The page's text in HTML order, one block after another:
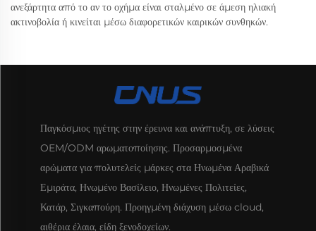
ανεξάρτητα από το αν το οχήμα είναι σταλμένο σε άμεση ηλιακή
ακτινοβολία ή κινείται μέσω διαφορετικών καιρικών συνθηκών.
Παγκόσμιος ηγέτης στην έρευνα και ανάπτυξη, σε λύσεις
OEM/ODM αρωματοποίησης. Προσαρμοσμένα
αρώματα για πολυτελείς μάρκες στα Ηνωμένα Αραβικά
Εμιράτα, Ηνωμένο Βασίλειο, Ηνωμένες Πολιτείες,
Κατάρ, Σιγκαπούρη. Προηγμένη διάχυση μέσω cloud,
αιθέρια έλαια, είδη ξενοδοχείων.